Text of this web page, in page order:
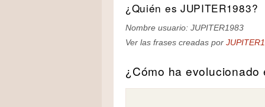
¿Quién es JUPITER1983?
Nombre usuario: JUPITER1983
Ver las frases creadas por
¿Cómo ha evolucionado